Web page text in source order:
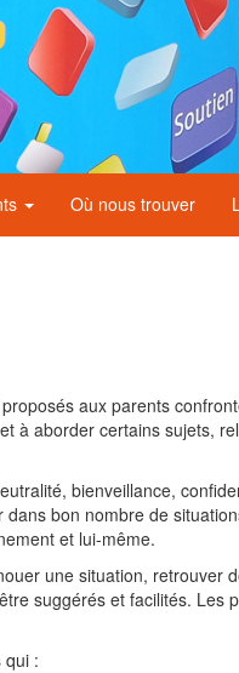
Où nous trouver
aux parents
à aborder certains sujets,
bienveillance,
bon nombre de
et lui-même.
une situation,
suggérés et facilités.
qui :